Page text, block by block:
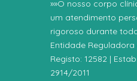
»»O nosso corpo
um atendimento
rigoroso durante
Entidade Reguladora
Registo: 12582 |
2914/2011